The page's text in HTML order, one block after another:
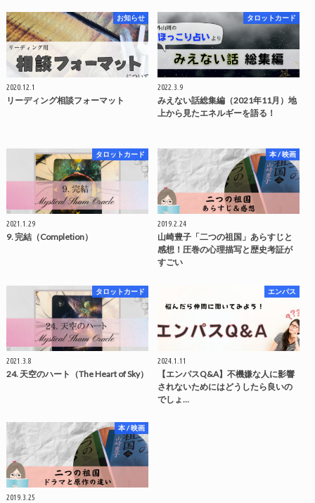
お知らせ
2020.12.1
リーディング相談フォーマット
タロットカード
2022.3.9
みえない話総集編（2021年11月）地
上から見たエネルギーを語る！
タロットカード
2021.1.29
9. 完結（Completion）
本 / 映画
2019.2.24
山崎豊子「二つの祖国」あらすじと
感想！圧巻の心理描写と歴史考証が
すごい
タロットカード
2021.3.8
24. 天空のハート（The Heart of Sky）
エンパス
2024.1.11
【エンパスQ&A】不機嫌な人に影響
されないためにはどうしたら良いの
でしょ…
本 / 映画
2019.3.25